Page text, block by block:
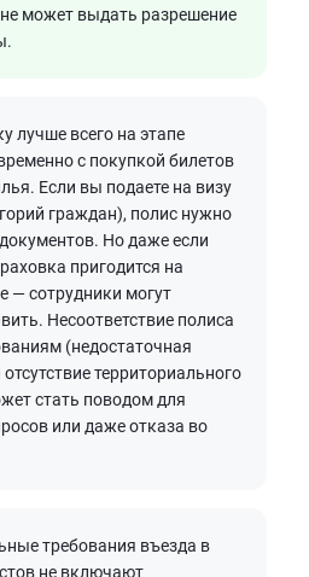
может выдать разрешение
лучше всего на этапе
с покупкой билетов
Если вы подаете на визу
граждан), полис нужно
Но даже если
пригодится на
— сотрудники могут
Несоответствие полиса
(недостаточная
территориального
стать поводом для
или даже отказа во
требования въезда в
не включают